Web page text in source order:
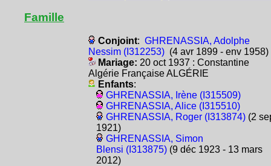
Famille
Conjoint: GHRENASSIA, Adolphe
Nessim (I312253)(4 avr 1899 - env 1958)
Mariage: 20 oct 1937 : Constantine
Algérie Française ALGÉRIE
Enfants:
GHRENASSIA, Irène (I315509)
GHRENASSIA, Alice (I315510)
GHRENASSIA, Roger (I313874)(2
1921)
GHRENASSIA, Simon
Blensi (I313875)(9 déc 1923 - 13 mars
2012)